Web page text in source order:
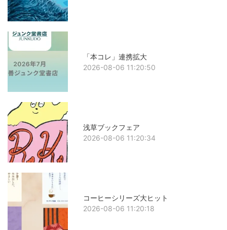
「本コレ」連携拡大
2026-08-06 11:20:50
浅草ブックフェア
2026-08-06 11:20:34
コーヒーシリーズ大ヒット
2026-08-06 11:20:18